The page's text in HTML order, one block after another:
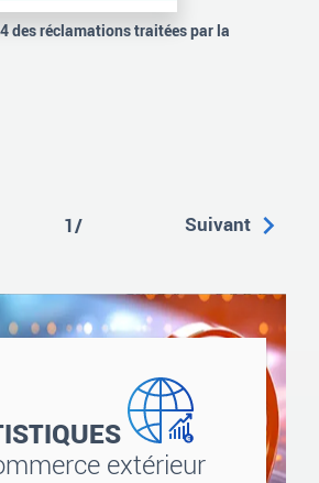
des réclamations traitées par la
1/ Suivant
extérieur